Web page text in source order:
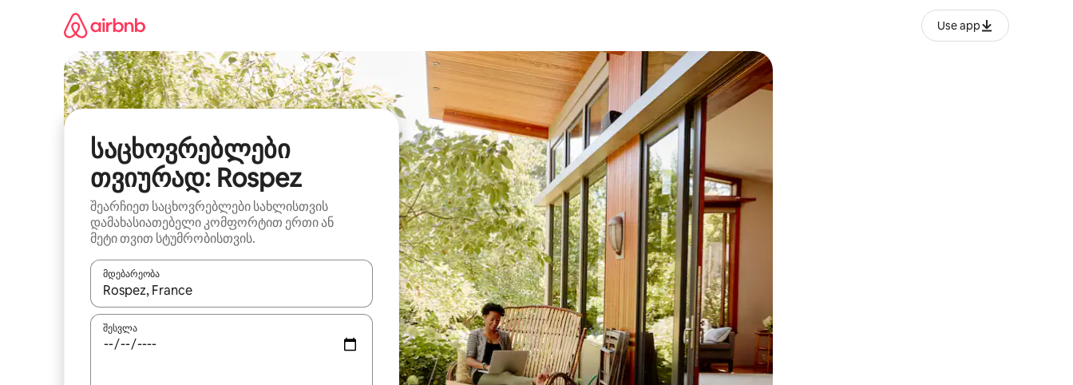
Use app
საცხოვრებლები
თვიურად: Rospez
შეარჩიეთ საცხოვრებლები სახლისთვის
დამახასიათებელი კომფორტით ერთი ან
მეტი თვით სტუმრობისთვის.
მდებარეობა
როცა შედეგები ხელმისაწვდომი გახდება, ნავიგაციისთვის გამოიყენეთ კლავიშები ზემოთ/ქვემოთ მიმართული ისრებით ან შეხებისა თუ თითის გასმის ჟესტები.
შესვლა